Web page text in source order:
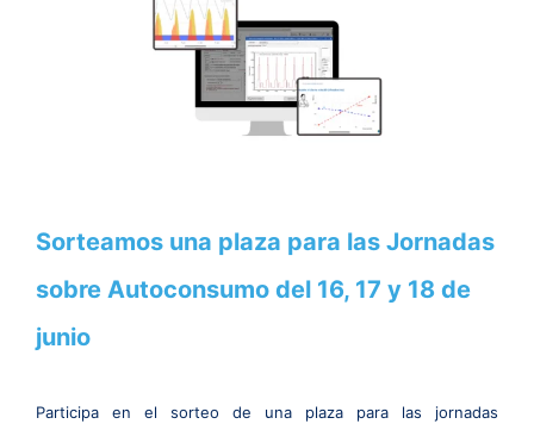
Sorteamos una plaza para las Jornadas
sobre Autoconsumo del 16, 17 y 18 de
junio
Participa en el sorteo de una plaza para las jornadas